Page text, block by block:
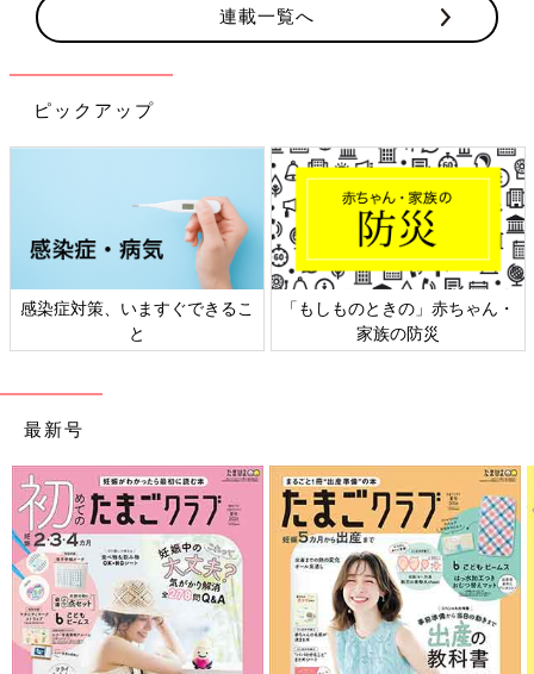
連載一覧へ
ピックアップ
感染症対策、いますぐできるこ
と
「もしものときの」赤ちゃん・
家族の防災
最新号